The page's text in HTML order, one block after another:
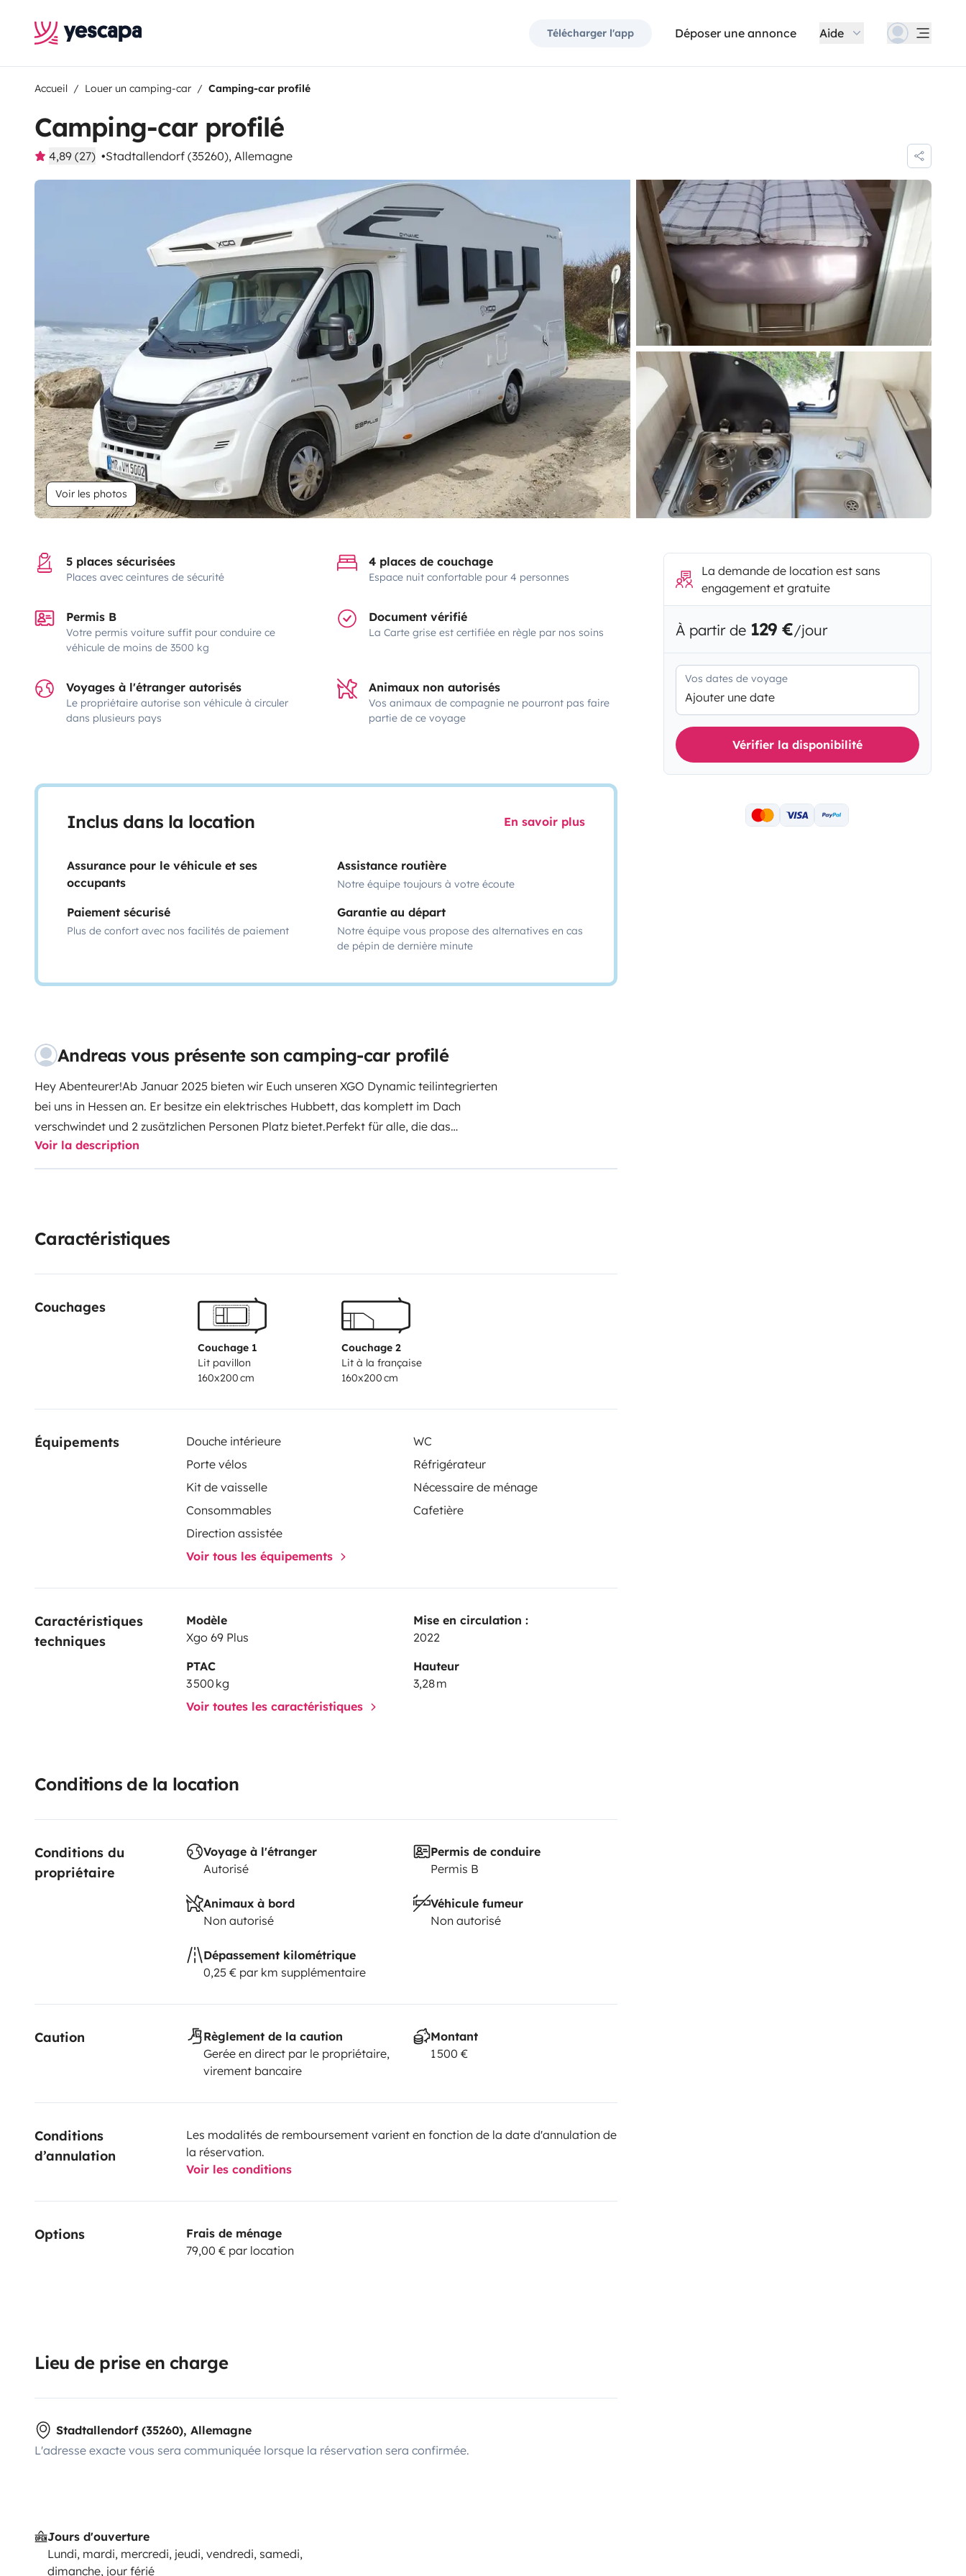
Télécharger l'app Déposer une annonce Aide
Accueil Louer un camping-car Camping-car profilé
Camping-car profilé
4,89 (27) Stadtallendorf (35260), Allemagne
Voir les photos
5 places sécurisées
Places avec ceintures de sécurité
4 places de couchage
Espace nuit confortable pour 4 personnes
Permis B
Votre permis voiture suffit pour conduire ce
véhicule de moins de 3500 kg
Document vérifié
La Carte grise est certifiée en règle par nos soins
Voyages à l'étranger autorisés
Le propriétaire autorise son véhicule à circuler
dans plusieurs pays
Animaux non autorisés
Vos animaux de compagnie ne pourront pas faire
partie de ce voyage
Inclus dans la location En savoir plus
Assurance pour le véhicule et ses
occupants
Assistance routière
Notre équipe toujours à votre écoute
Paiement sécurisé
Plus de confort avec nos facilités de paiement
Garantie au départ
Notre équipe vous propose des alternatives en cas
de pépin de dernière minute
Andreas vous présente son camping-car profilé
Hey Abenteurer!Ab Januar 2025 bieten wir Euch unseren XGO Dynamic teilintegrierten
bei uns in Hessen an. Er besitze ein elektrisches Hubbett, das komplett im Dach
verschwindet und 2 zusätzlichen Personen Platz bietet.Perfekt für alle, die das
Außergewöhnliche lieben!
Dusche, eine separate Toilette und ein Queensizebett.Der Camper ist top ausgestattet
Klingt spannend? Dann nichts wie los – frag gleich an und mach dich bereit für
fühlst.Gas, Küchenausstattung, WC Chemie ist bei uns inkl.Fragt gerne für Euren
Voir la description
Caractéristiques
Couchages
Couchage 1
Lit pavillon
160x200 cm
Couchage 2
Lit à la française
160x200 cm
Équipements Douche intérieure
WC
Porte vélos
Réfrigérateur
Kit de vaisselle
Nécessaire de ménage
Consommables
Cafetière
Direction assistée
Voir tous les équipements
Caractéristiques
techniques
Modèle
Xgo 69 Plus
Mise en circulation :
2022
PTAC
3 500 kg
Hauteur
3,28 m
Voir toutes les caractéristiques
Conditions de la location
Conditions du
propriétaire
Voyage à l'étranger
Autorisé
Permis de conduire
Permis B
Animaux à bord
Non autorisé
Véhicule fumeur
Non autorisé
Dépassement kilométrique
0,25 € par km supplémentaire
Caution
Règlement de la caution
Gerée en direct par le propriétaire,
virement bancaire
Montant
1 500 €
Conditions
d’annulation
Les modalités de remboursement varient en fonction de la date d'annulation de
la réservation.
Voir les conditions
Options
Frais de ménage
79,00 € par location
Lieu de prise en charge
Stadtallendorf (35260), Allemagne
L'adresse exacte vous sera communiquée lorsque la réservation sera confirmée.
Jours d'ouverture
Lundi, mardi, mercredi, jeudi, vendredi, samedi,
dimanche, jour férié
La demande de location est sans
engagement et gratuite
À partir de 129 €/jour
Vos dates de voyage
Ajouter une date
Vérifier la disponibilité